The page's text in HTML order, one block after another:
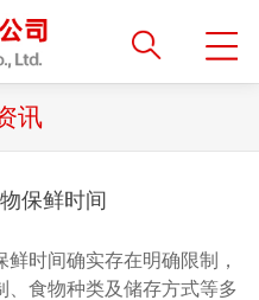
讯
保鲜时间
时间确实存在明确限制，
、食物种类及储存方式等多